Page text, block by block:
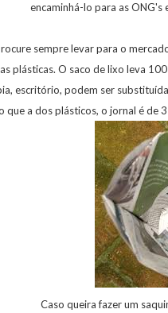
encaminhá-lo para as ONG's
sempre levar para o
plásticas. O saco de lixo leva
escritório, podem ser
que a dos plásticos, o jornal é de
Caso queira fazer um